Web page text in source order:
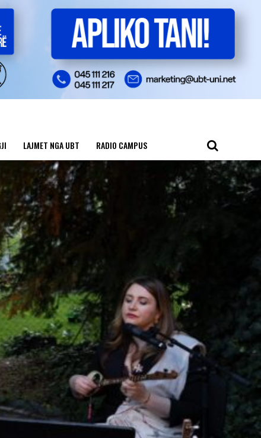
LAJMET NGA UBT RADIO CAMPUS